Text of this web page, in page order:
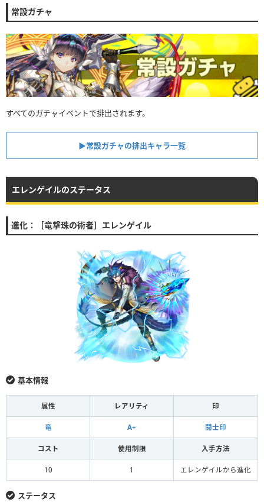
常設ガチャ
すべてのガチャイベントで排出されます。
▶常設ガチャの排出キャラ一覧
エレンゲイルのステータス
進化：［竜撃珠の術者］エレンゲイル
基本情報
属性 レアリティ 印
竜 A+ 闘士印
コスト 使用制限 入手方法
10 1 エレンゲイルから進化
ステータス